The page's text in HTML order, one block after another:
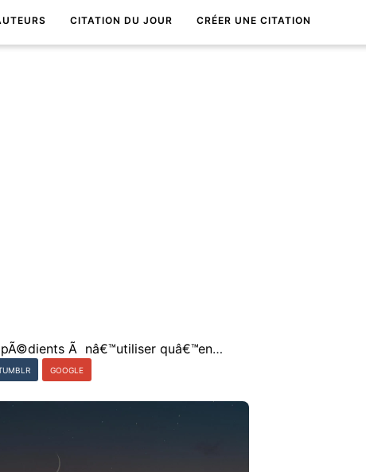
CITATION DU JOUR CRÉER UNE CITATION
Dans la vie il y a deux expÃ©dients Ã nâ€™utiliser quâ€™en derniÃ¨re instance : le cyanure ou la loyautÃ©.
GOOGLE